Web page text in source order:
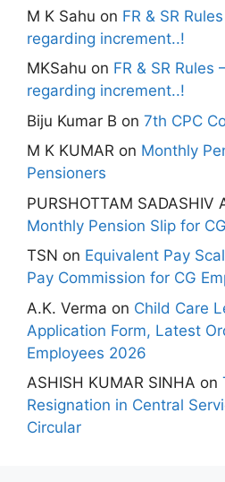
M K Sahu on FR & SR
regarding increment..!
MKSahu on FR & SR Rules
regarding increment..!
Biju Kumar B on 7th CPC
M K KUMAR on Monthly
Pensioners
PURSHOTTAM SADASHIV
Monthly Pension Slip for
TSN on Equivalent Pay
Pay Commission for CG
A.K. Verma on Child Care
Application Form, Latest
Employees 2026
ASHISH KUMAR SINHA on
Resignation in Central
Circular